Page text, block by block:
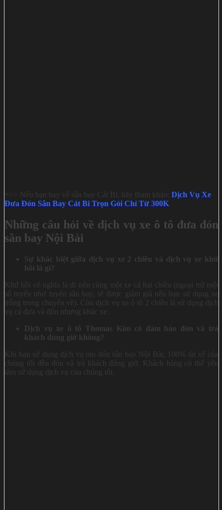
=>> Nếu bạn bay về sân bay Cát Bi, hãy tham khảo: Dịch Vụ Xe
Đưa Đón Sân Bay Cát Bi Trọn Gói Chỉ Từ 300K
Những câu hỏi về dịch vụ xe ô tô đưa đón
sân bay Nội Bài
Sự khác biệt giữa dịch vụ xe 2 chiều và dịch vụ xe khứ
hồi là gì?
Khứ hồi có nghĩa là đi trên cùng một xe cả hai chiều (ngoại trừ một
số tuyến như tuyến sân bay, sẽ được giảm giá nếu bạn sử dụng xe
trống trong chuyến về). Còn dịch vụ xe ô tô 2 chiều là sử dụng dịch
vụ cả đưa và đón nhưng khác xe.
Dịch vụ xe ô tô Thomas Kim có đảm bảo đón và trả
khách đúng giờ không?
Khi bạn sử dụng dịch vụ oto đón sân bay Nội Bài, 100% tài xế của
chúng tôi đều đón và trả khách đúng giờ. Khách hàng có thể yên
tâm sử dụng dịch vụ của chúng tôi.